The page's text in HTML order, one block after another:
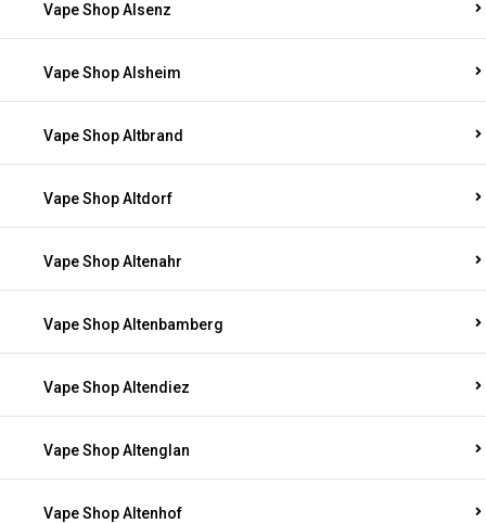
Vape Shop Alsenz
Vape Shop Alsheim
Vape Shop Altbrand
Vape Shop Altdorf
Vape Shop Altenahr
Vape Shop Altenbamberg
Vape Shop Altendiez
Vape Shop Altenglan
Vape Shop Altenhof